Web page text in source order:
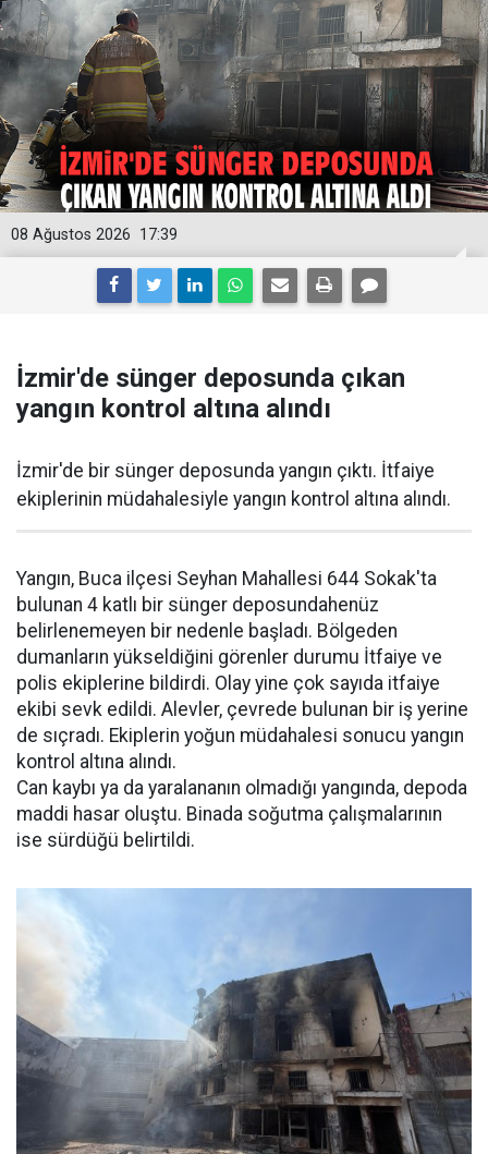
17:39
08 Ağustos 2026
İzmir'de sünger deposunda çıkan
yangın kontrol altına alındı
İzmir'de bir sünger deposunda yangın çıktı. İtfaiye
ekiplerinin müdahalesiyle yangın kontrol altına alındı.
Yangın, Buca ilçesi Seyhan Mahallesi 644 Sokak'ta
bulunan 4 katlı bir sünger deposundahenüz
belirlenemeyen bir nedenle başladı. Bölgeden
dumanların yükseldiğini görenler durumu İtfaiye ve
polis ekiplerine bildirdi. Olay yine çok sayıda itfaiye
ekibi sevk edildi. Alevler, çevrede bulunan bir iş yerine
de sıçradı. Ekiplerin yoğun müdahalesi sonucu yangın
kontrol altına alındı.
Can kaybı ya da yaralananın olmadığı yangında, depoda
maddi hasar oluştu. Binada soğutma çalışmalarının
ise sürdüğü belirtildi.